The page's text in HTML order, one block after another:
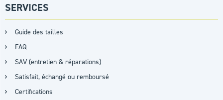
SERVICES
Guide des tailles
FAQ
SAV (entretien & réparations)
Satisfait, échangé ou remboursé
Certifications